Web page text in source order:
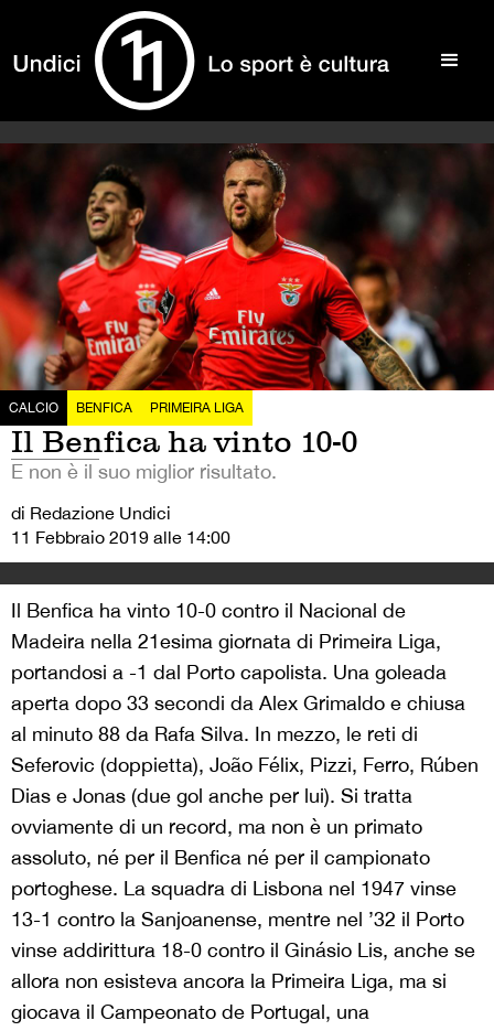
CALCIO BENFICA PRIMEIRA LIGA
Il Benfica ha vinto 10-0
E non è il suo miglior risultato.
di Redazione Undici
11 Febbraio 2019 alle 14:00
Il Benfica ha vinto 10-0 contro il Nacional de
Madeira nella 21esima giornata di Primeira Liga,
portandosi a -1 dal Porto capolista. Una goleada
aperta dopo 33 secondi da Alex Grimaldo e chiusa
al minuto 88 da Rafa Silva. In mezzo, le reti di
Seferovic (doppietta), João Félix, Pizzi, Ferro, Rúben
Dias e Jonas (due gol anche per lui). Si tratta
ovviamente di un record, ma non è un primato
assoluto, né per il Benfica né per il campionato
portoghese. La squadra di Lisbona nel 1947 vinse
13-1 contro la Sanjoanense, mentre nel ’32 il Porto
vinse addirittura 18-0 contro il Ginásio Lis, anche se
allora non esisteva ancora la Primeira Liga, ma si
giocava il Campeonato de Portugal, una